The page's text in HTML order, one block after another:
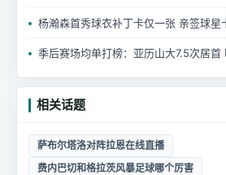
杨瀚森首秀球衣补丁卡仅一张 亲签球星
季后赛场均单打榜：亚历山大7.5次居首
相关话题
萨布尔塔洛对阵拉恩在线直播
费内巴切和格拉茨风暴足球哪个厉害